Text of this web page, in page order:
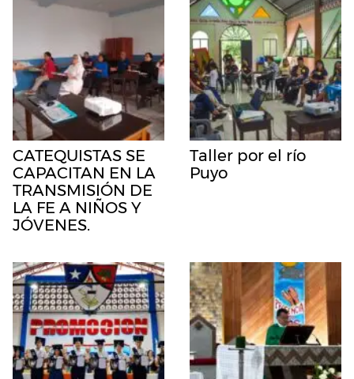
CATEQUISTAS SE
CAPACITAN EN LA
TRANSMISIÓN DE
LA FE A NIÑOS Y
JÓVENES.
Taller por el río
Puyo